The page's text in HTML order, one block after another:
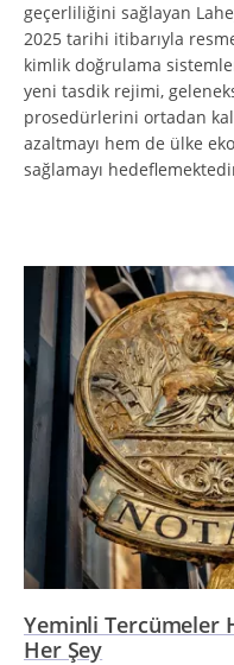
geçerliliğini sağlayan
2025 tarihi itibarıyla
kimlik doğrulama
yeni tasdik rejimi,
prosedürlerini ortadan
azaltmayı hem de ülke
sağlamayı
Yeminli Tercümeler
Her Şey